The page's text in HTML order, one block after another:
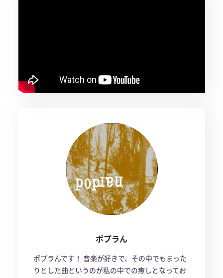
ポプラん
ポプラんです！ 音楽が好きで、その中でもまった
りとした曲というのが私の中での癒しとなってお